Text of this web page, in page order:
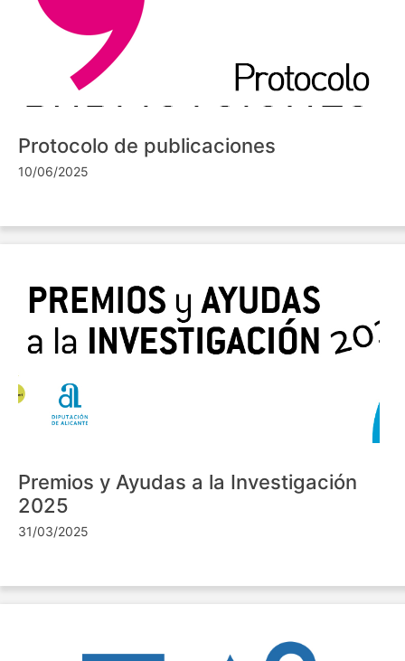
Protocolo de publicaciones
10/06/2025
Premios y Ayudas a la Investigación
2025
31/03/2025